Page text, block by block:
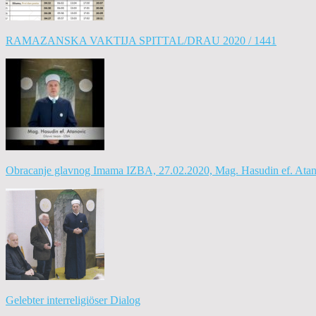
RAMAZANSKA VAKTIJA SPITTAL/DRAU 2020 / 1441
Obracanje glavnog Imama IZBA, 27.02.2020, Mag. Hasudin ef.
Gelebter interreligiöser Dialog